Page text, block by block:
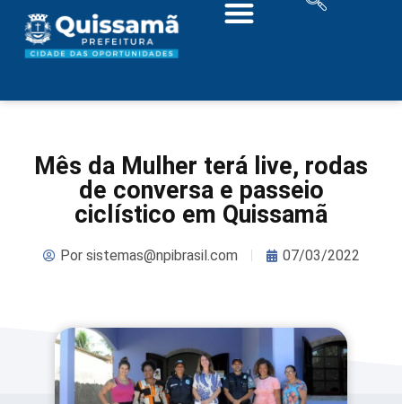
Mês da Mulher terá live, rodas
de conversa e passeio
ciclístico em Quissamã
Porsistemas@npibrasil.com 07/03/2022